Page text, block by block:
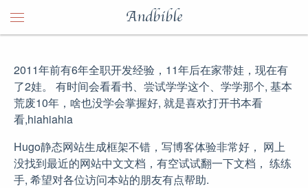
Andbible
2011年前有6年全职开发经验，11年后在家带娃，现在有
了2娃。 有时间会看看书、尝试学学这个、学学那个, 基本
荒废10年，啥也没学会掌握好, 就是喜欢打开书本看
看,hiahiahia
Hugo静态网站生成框架不错，写博客体验非常好， 网上
没找到最近的网站中文文档，有空试试翻一下文档， 练练
手, 希望对各位访问本站的朋友有点帮助.